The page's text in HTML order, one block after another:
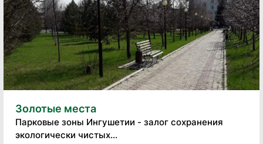
Золотые места
Парковые зоны Ингушетии - залог сохранения
экологически чистых...